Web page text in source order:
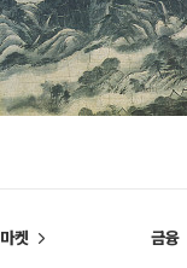
마켓 금융